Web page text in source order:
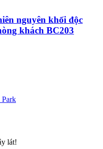
nguyên khối độc
khách BC203
lát!